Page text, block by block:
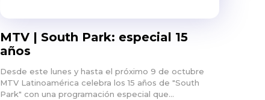
MTV | South Park: especial 15
años
Desde este lunes y hasta el próximo 9 de octubre
MTV Latinoamérica celebra los 15 años de "South
Park" con una programación especial que...